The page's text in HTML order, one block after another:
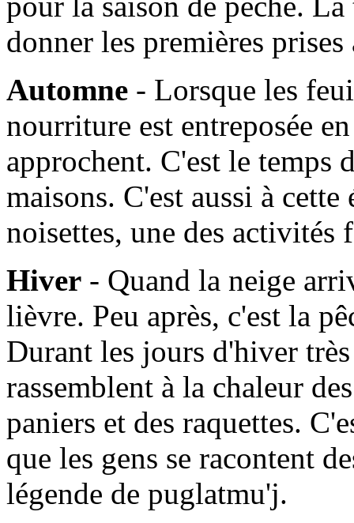
donner les premières
Automne - Lorsque les
nourriture est entreposée
approchent. C'est le temps
maisons. C'est aussi à
noisettes, une des
Hiver - Quand la neige
lièvre. Peu après, c'est la
Durant les jours d'hiver
rassemblent à la chaleur
paniers et des raquettes.
que les gens se racontent
légende de puglatmu'j.